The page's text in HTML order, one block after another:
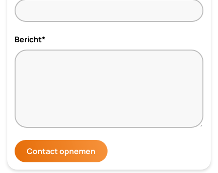
Bericht*
Contact opnemen